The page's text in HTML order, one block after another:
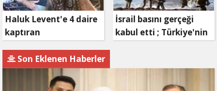
Haluk Levent'e 4 daire
kaptıran
savcılıkta aldı
İsrail basını gerçeği
kabul etti ; Türkiye'nin
Son Eklenen Haberler